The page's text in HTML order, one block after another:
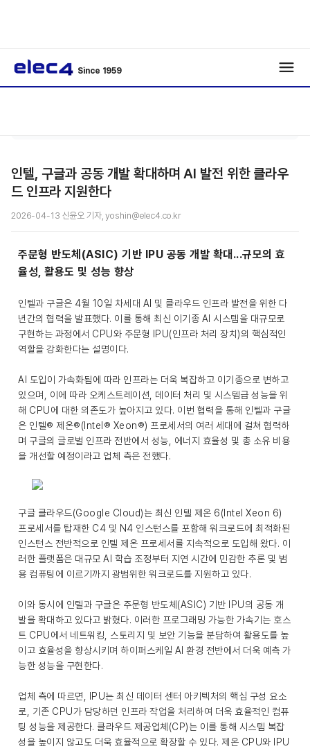
Since 1959
인텔, 구글과 공동 개발 확대하며 AI 발전 위한 클라우
드 인프라 지원한다
2026-04-13 신윤오 기자, yoshin@elec4.co.kr
주문형 반도체(ASIC) 기반 IPU 공동 개발 확대...규모의 효
율성, 활용도 및 성능 향상
인텔과 구글은 4월 10일 차세대 AI 및 클라우드 인프라 발전을 위한 다
년간의 협력을 발표했다. 이를 통해 최신 이기종 AI 시스템을 대규모로
구현하는 과정에서 CPU와 주문형 IPU(인프라 처리 장치)의 핵심적인
역할을 강화한다는 설명이다.
AI 도입이 가속화됨에 따라 인프라는 더욱 복잡하고 이기종으로 변하고
있으며, 이에 따라 오케스트레이션, 데이터 처리 및 시스템급 성능을 위
해 CPU에 대한 의존도가 높아지고 있다. 이번 협력을 통해 인텔과 구글
은 인텔® 제온®(Intel® Xeon®) 프로세서의 여러 세대에 걸쳐 협력하
며 구글의 글로벌 인프라 전반에서 성능, 에너지 효율성 및 총 소유 비용
을 개선할 예정이라고 업체 측은 전했다.
구글 클라우드(Google Cloud)는 최신 인텔 제온 6(Intel Xeon 6)
프로세서를 탑재한 C4 및 N4 인스턴스를 포함해 워크로드에 최적화된
인스턴스 전반적으로 인텔 제온 프로세서를 지속적으로 도입해 왔다. 이
러한 플랫폼은 대규모 AI 학습 조정부터 지연 시간에 민감한 추론 및 범
용 컴퓨팅에 이르기까지 광범위한 워크로드를 지원하고 있다.
이와 동시에 인텔과 구글은 주문형 반도체(ASIC) 기반 IPU의 공동 개
발을 확대하고 있다고 밝혔다. 이러한 프로그래밍 가능한 가속기는 호스
트 CPU에서 네트워킹, 스토리지 및 보안 기능을 분담하여 활용도를 높
이고 효율성을 향상시키며 하이퍼스케일 AI 환경 전반에서 더욱 예측 가
능한 성능을 구현한다.
업체 측에 따르면, IPU는 최신 데이터 센터 아키텍처의 핵심 구성 요소
로, 기존 CPU가 담당하던 인프라 작업을 처리하여 더욱 효율적인 컴퓨
팅 성능을 제공한다. 클라우드 제공업체(CP)는 이를 통해 시스템 복잡
성을 높이지 않고도 더욱 효율적으로 확장할 수 있다. 제온 CPU와 IPU